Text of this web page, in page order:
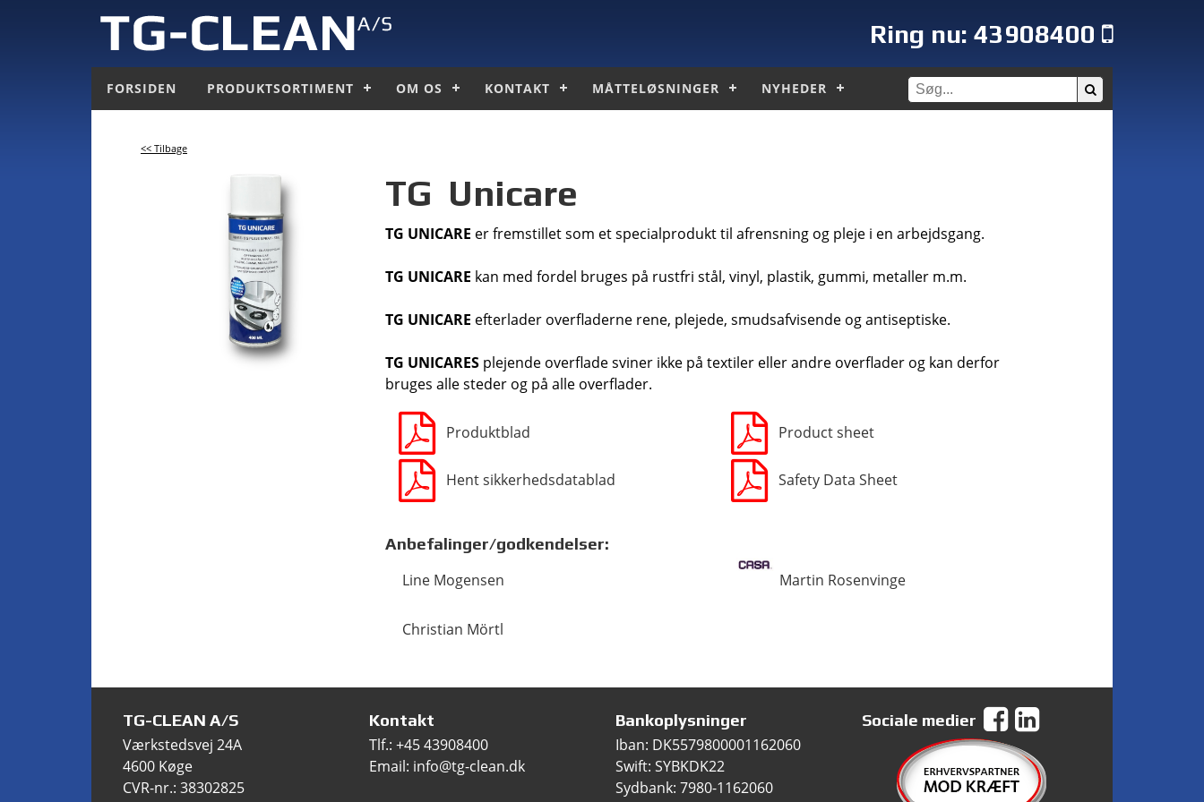
Ring nu: 43908400
FORSIDEN PRODUKTSORTIMENT OM OS KONTAKT MÅTTELØSNINGER NYHEDER
<< Tilbage
TG Unicare
TG UNICARE er fremstillet som et specialprodukt til afrensning og pleje i en arbejdsgang.
TG UNICARE kan med fordel bruges på rustfri stål, vinyl, plastik, gummi, metaller m.m.
TG UNICARE efterlader overfladerne rene, plejede, smudsafvisende og antiseptiske.
TG UNICARESplejende overflade sviner ikke på textiler eller andre overflader og kan derfor
bruges alle steder og på alle overflader.
Produktblad Product sheet
Hent sikkerhedsdatablad Safety Data Sheet
Anbefalinger/godkendelser:
Line Mogensen
Martin Rosenvinge
Christian Mörtl
TG-CLEAN A/S
Værkstedsvej 24A
4600 Køge
CVR-nr.: 38302825
Kontakt
Tlf.: +45 43908400
Email: info@tg-clean.dk
Bankoplysninger
Iban: DK5579800001162060
Swift: SYBKDK22
Sydbank: 7980-1162060
Sociale medier